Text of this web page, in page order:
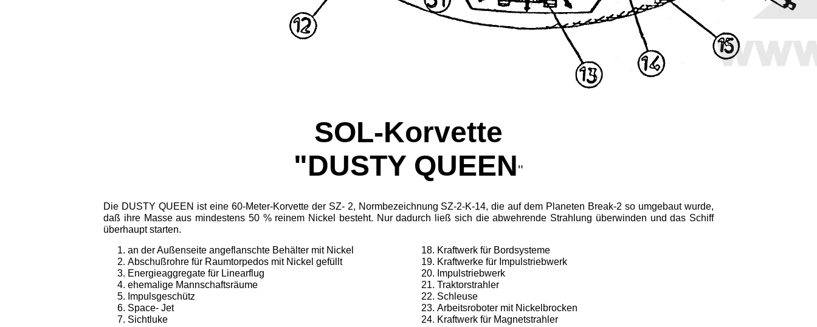
SOL-Korvette
"DUSTY QUEEN"
Die DUSTY QUEEN ist eine 60-Meter-Korvette der SZ- 2, Normbezeichnung SZ-2-K-14, die auf dem Planeten Break-2 so umgebaut wurde,
daß ihre Masse aus min­destens 50 % reinem Nickel besteht. Nur dadurch ließ sich die abwehrende Strahlung überwinden und das Schiff
überhaupt starten.
an der Außenseite angeflanschte Behälter mit Nickel
Abschußrohre für Raumtorpedos mit Nickel gefüllt
Energieaggregate für Linearflug
ehemali­ge Mannschaftsräume
Impulsgeschütz
Space- Jet
Sichtluke
Kraftwerk für Bordsysteme
Kraftwerke für Impulstriebwerk
Impulstriebwerk
Traktorstrahler
Schleuse
Arbeitsroboter mit Nickelbrocken
Kraftwerk für Magnetstrahler